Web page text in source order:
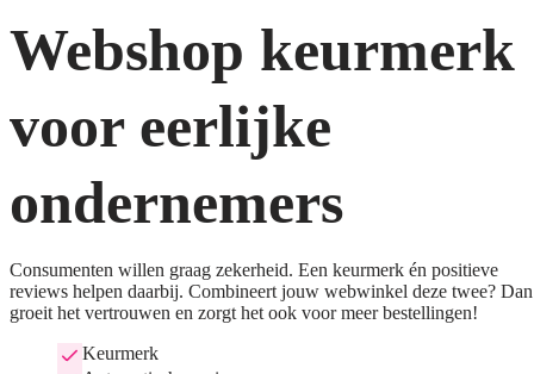
Webshop keurmerk
voor eerlijke
ondernemers
Consumenten willen graag zekerheid. Een keurmerk én positieve
reviews helpen daarbij. Combineert jouw webwinkel deze twee? Dan
groeit het vertrouwen en zorgt het ook voor meer bestellingen!
Keurmerk